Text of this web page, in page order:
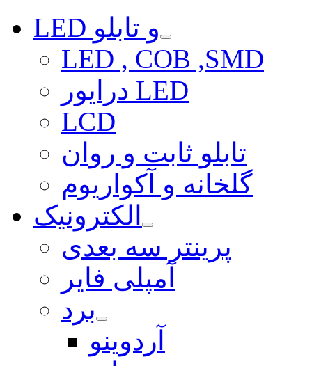
LED و تابلو
LED , COB ,SMD
درایور LED
LCD
تابلو ثابت و روان
گلخانه و آکواریوم
الکترونیک
پرینتر سه بعدی
آمپلی فایر
برد
آردوینو